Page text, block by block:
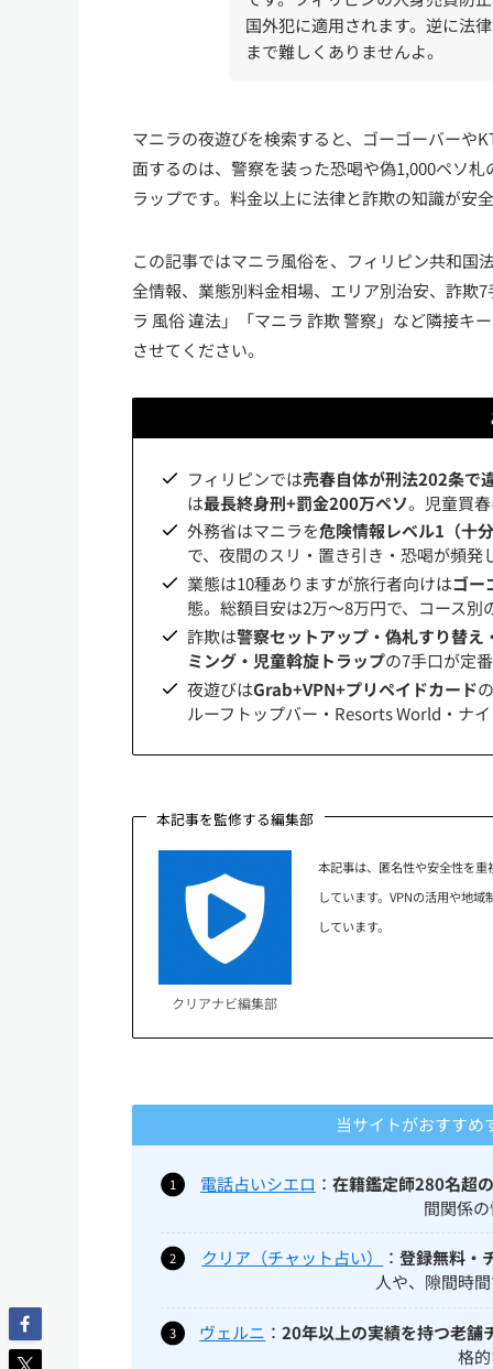
国外犯に適用されます。逆に法
まで難しくありませんよ。
マニラの夜遊びを検索すると、ゴーゴーバーや
面するのは、警察を装った恐喝や偽1,000ペソ
ラップです。料金以上に法律と詐欺の知識が安全
この記事ではマニラ風俗を、フィリピン共和国
全情報、業態別料金相場、エリア別治安、詐欺
ラ 風俗 違法」「マニラ 詐欺 警察」など隣接キ
させてください。
フィリピンでは売春自体が刑法202条で
は最長終身刑+罰金200万ペソ。児童買
外務省はマニラを危険情報レベル1（十分
で、夜間のスリ・置き引き・恐喝が頻発
業態は10種ありますが旅行者向けはゴー
態。総額目安は2万〜8万円で、コース
詐欺は警察セットアップ・偽札すり替
ミング・児童斡旋トラップの7手口が定
夜遊びはGrab+VPN+プリペイドカード
ルーフトップバー・Resorts World・ナ
本記事を監修する編集部
クリアナビ編集部
本記事は、匿名性や安全性を
しています。VPNの活用や地
しています。
当サイトがおすすめ
電話占いシエロ ： 在籍鑑定師280名超
間関係の
クリア（チャット占い） ：登録無料・
人や、隙間時
ヴェルニ ：20年以上の実績を持つ老舗
格